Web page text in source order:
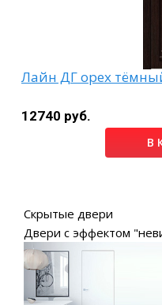
Лайн ДГ орех
12740 руб.
В
Скрытые двери
Двери с эффектом